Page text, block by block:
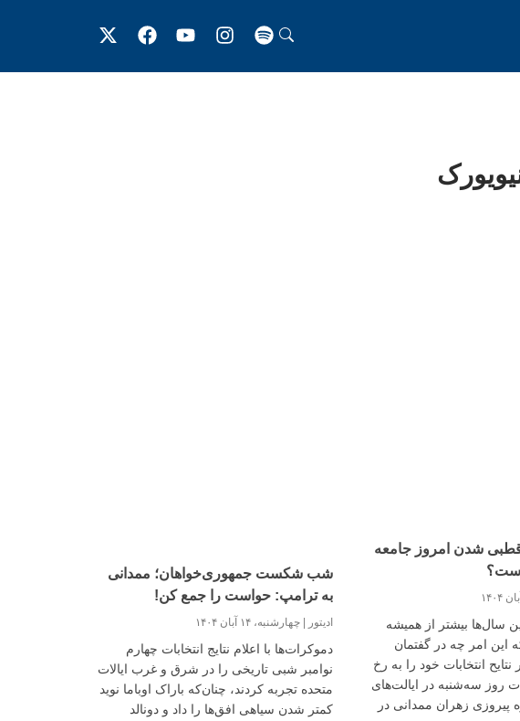
شدن امروز جامعه
سال‌ها بیشتر از همیشه
این امر چه در گفتمان
انتخابات خود را به رخ
روز سه‌شنبه در ایالت‌های
پیروزی زهران ممدانی در
شب شکست جمهوری‌خواهان؛ ممدانی
به ترامپ: حواست را جمع کن!
ادیتور چهارشنبه، ۱۴ آبان ۱۴۰۴
دموکرات‌ها با اعلام نتایج انتخابات چهارم
نوامبر شبی تاریخی را در شرق و غرب ایالات
متحده تجربه کردند، چنان‌که باراک اوباما نوید
کمتر شدن سیاهی افق‌ها را داد و دونالد